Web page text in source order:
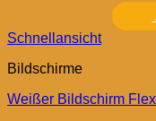
Schnellansicht
Bildschirme
Weißer Bildschirm